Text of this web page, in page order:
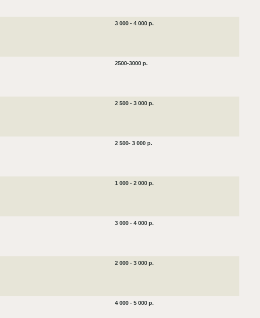
3 000 - 4 000 р.
2500-3000 р.
2 500 - 3 000 р.
2 500- 3 000 р.
1 000 - 2 000 р.
3 000 - 4 000 р.
2 000 - 3 000 р.
4 000 - 5 000 р.